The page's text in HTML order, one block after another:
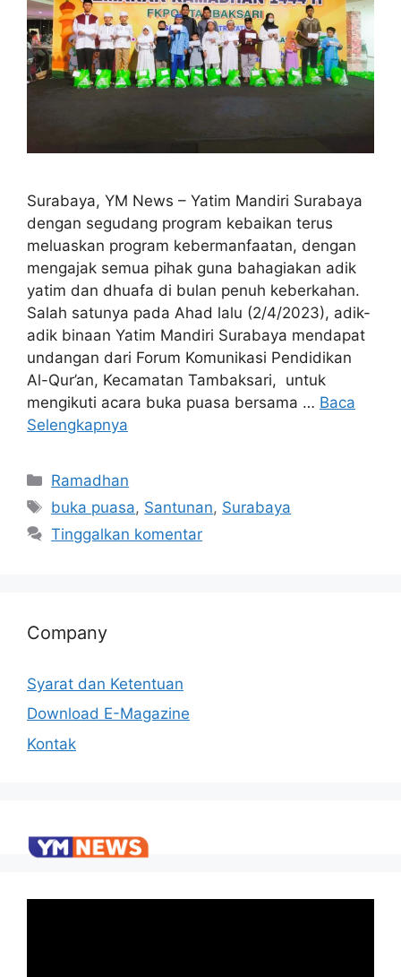
Surabaya, YM News – Yatim Mandiri Surabaya
dengan segudang program kebaikan terus
meluaskan program kebermanfaatan, dengan
mengajak semua pihak guna bahagiakan adik
yatim dan dhuafa di bulan penuh keberkahan.
Salah satunya pada Ahad lalu (2/4/2023), adik-
adik binaan Yatim Mandiri Surabaya mendapat
undangan dari Forum Komunikasi Pendidikan
Al-Qur’an, Kecamatan Tambaksari, untuk
mengikuti acara buka puasa bersama … Baca
Selengkapnya
Ramadhan
buka puasa, Santunan, Surabaya
Tinggalkan komentar
Company
Syarat dan Ketentuan
Download E-Magazine
Kontak